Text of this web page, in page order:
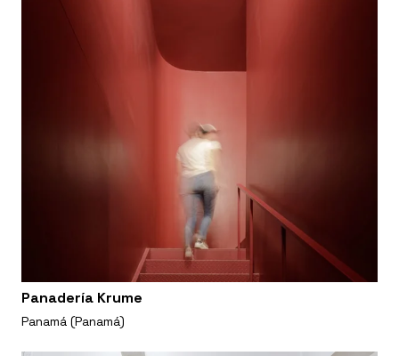
Panadería Krume
Panamá (Panamá)